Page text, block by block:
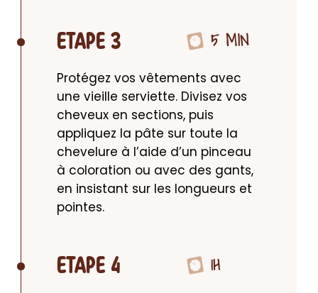
ETAPE 3 5 MIN
Protégez vos vêtements avec
une vieille serviette. Divisez vos
cheveux en sections, puis
appliquez la pâte sur toute la
chevelure à l’aide d’un pinceau
à coloration ou avec des gants,
en insistant sur les longueurs et
pointes.
ETAPE 4 1H